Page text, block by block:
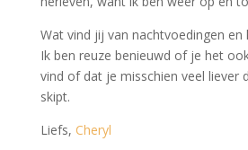
Wat vind jij van nachtvoedingen en
Ik ben reuze benieuwd of je het
vind of dat je misschien veel liever
skipt.
Liefs, Cheryl